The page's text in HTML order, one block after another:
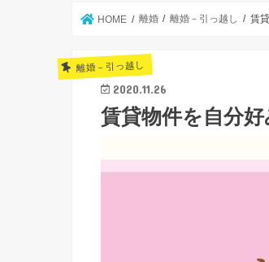
HOME 離婚 離婚－引っ越し 賃
離婚－引っ越し
2020.11.26
賃貸物件を自分